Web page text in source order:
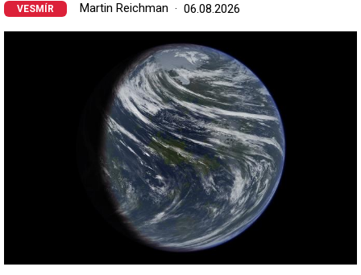
VESMÍR Martin Reichman 06.08.2026